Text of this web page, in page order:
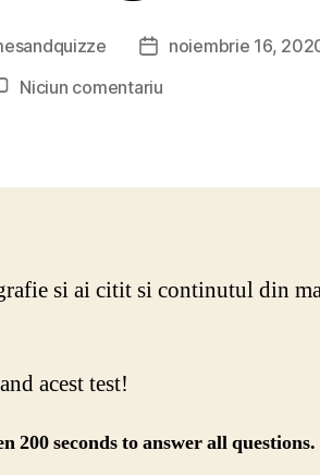
Datănoiembrie 16,
Niciun comentariula
mediului
joc
si ai citit si continutul din
acest test!
200 seconds to answer all